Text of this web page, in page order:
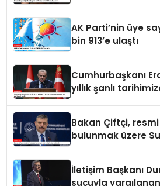
AK Parti’nin üye
bin 913’e ulaştı
Cumhurbaşkanı
yıllık şanlı
Bakan Çiftçi,
bulunmak üzere
İletişim Başkanı
suçuyla